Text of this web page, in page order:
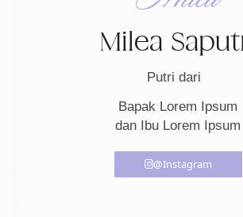
Milea
Putri dari
Bapak Lorem Ipsum
dan Ibu Lorem Ipsum
@Instagram